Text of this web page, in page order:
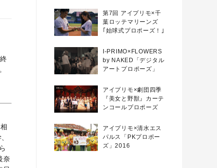
奈
第7回 アイプリモ×千
葉ロッテマリーンズ
｢始球式プロポーズ！｣
I-PRIMO×FLOWERS
by NAKED「デジタル
アートプロポーズ」
アイプリモ×劇団四季
『美女と野獣』カーテ
ンコールプロポーズ
アイプリモ×清水エス
パルス「PKプロポー
ズ」2016